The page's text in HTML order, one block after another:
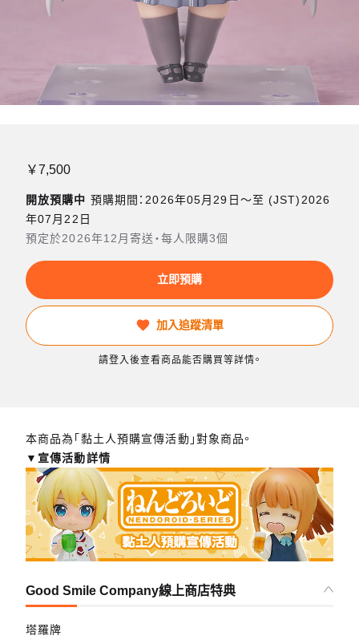
￥7,500
開放預購中 預購期間：2026年05月29日〜至 (JST)2026
年07月22日
預定於2026年12月寄送・每人限購3個
立即預購
加入追蹤清單
請登入後查看商品能否購買等詳情。
本商品為「黏土人預購宣傳活動」對象商品。
▼宣傳活動詳情
Good Smile Company線上商店特典
塔羅牌